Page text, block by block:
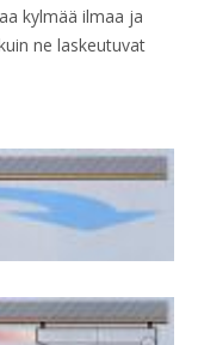
kylmää ilmaa ja
ne laskeutuvat